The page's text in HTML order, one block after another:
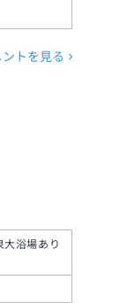
トを見る
大浴場あり